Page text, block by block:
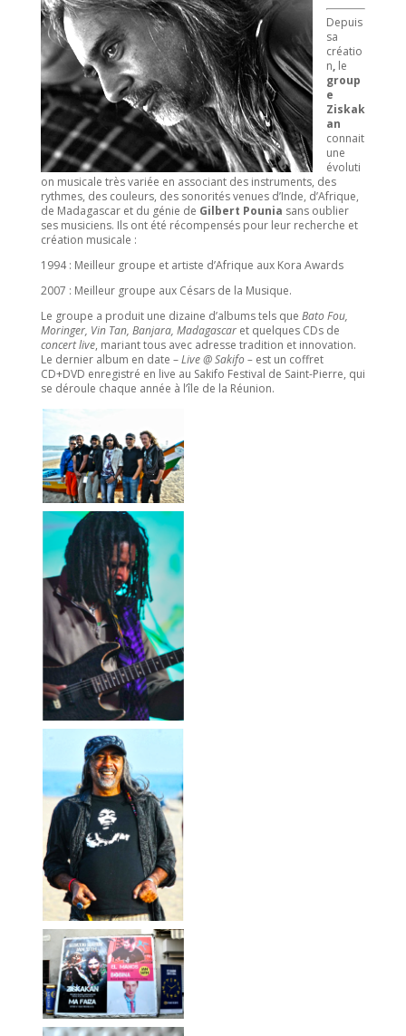
Depuis
sa
créatio
n,le
group
e
Ziskak
an
connait
une
évoluti
on musicale très variée en associant des instruments, des
rythmes, des couleurs, des sonorités venues d’Inde, d’Afrique,
de Madagascar et du génie de Gilbert Pounia sans oublier
ses musiciens. Ils ont été récompensés pour leur recherche et
création musicale :
1994 : Meilleur groupe et artiste d’Afrique aux Kora Awards
2007 : Meilleur groupe aux Césars de la Musique.
Le groupe a produit une dizaine d’albums tels que Bato Fou,
Moringer, Vin Tan, Banjara, Madagascaret quelques CDs de
concert live, mariant tous avec adresse tradition et innovation.
Le dernier album en date –Live @ Sakifo –est un coffret
CD+DVD enregistré en live au Sakifo Festival de Saint-Pierre, qui
se déroule chaque année à l’île de la Réunion.